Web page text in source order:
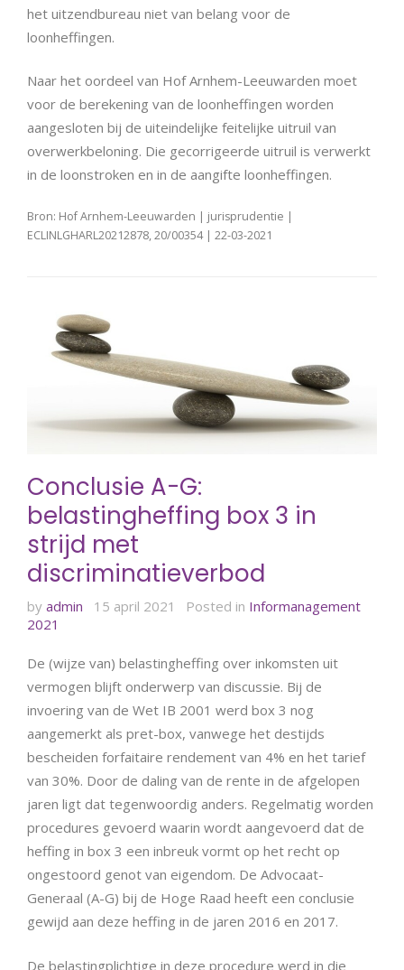
het uitzendbureau niet van belang voor de
loonheffingen.
Naar het oordeel van Hof Arnhem-Leeuwarden moet
voor de berekening van de loonheffingen worden
aangesloten bij de uiteindelijke feitelijke uitruil van
overwerkbeloning. Die gecorrigeerde uitruil is verwerkt
in de loonstroken en in de aangifte loonheffingen.
Bron: Hof Arnhem-Leeuwarden | jurisprudentie |
ECLINLGHARL20212878, 20/00354 | 22-03-2021
Conclusie A-G:
belastingheffing box 3 in
strijd met
discriminatieverbod
by admin 15 april 2021 Posted in Informanagement
2021
De (wijze van) belastingheffing over inkomsten uit
vermogen blijft onderwerp van discussie. Bij de
invoering van de Wet IB 2001 werd box 3 nog
aangemerkt als pret-box, vanwege het destijds
bescheiden forfaitaire rendement van 4% en het tarief
van 30%. Door de daling van de rente in de afgelopen
jaren ligt dat tegenwoordig anders. Regelmatig worden
procedures gevoerd waarin wordt aangevoerd dat de
heffing in box 3 een inbreuk vormt op het recht op
ongestoord genot van eigendom. De Advocaat-
Generaal (A-G) bij de Hoge Raad heeft een conclusie
gewijd aan deze heffing in de jaren 2016 en 2017.
De belastingplichtige in deze procedure werd in die